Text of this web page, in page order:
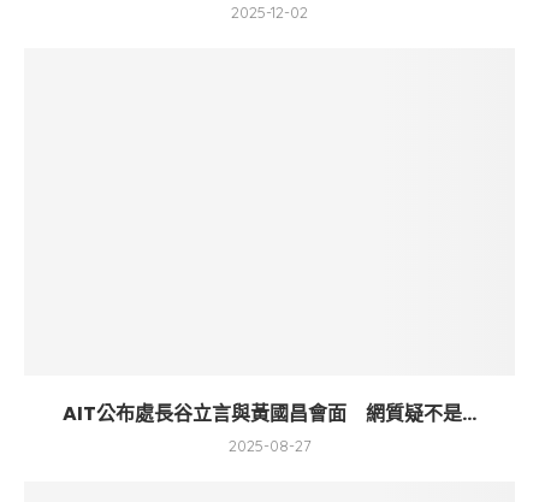
2025-12-02
AIT公布處長谷立言與黃國昌會面 網質疑不是...
2025-08-27